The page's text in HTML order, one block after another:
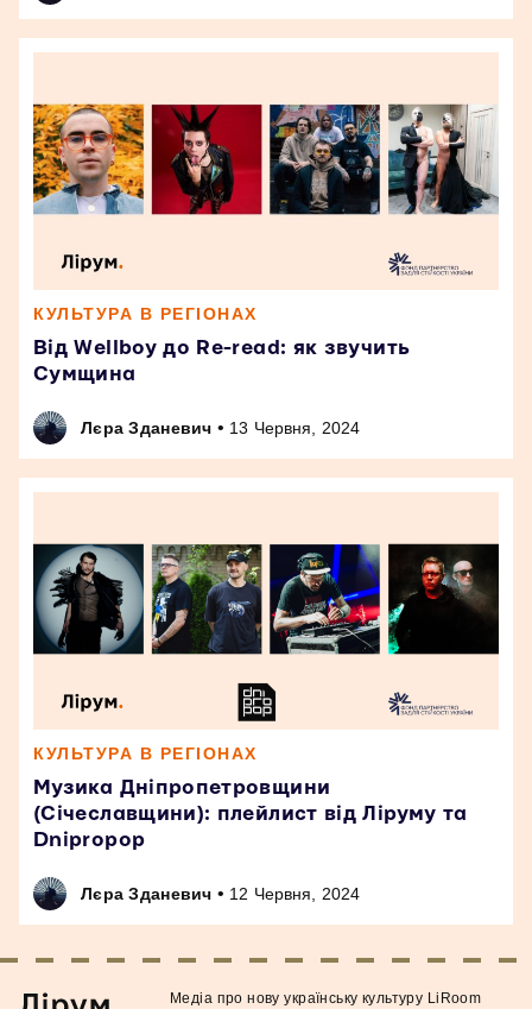
КУЛЬТУРА В РЕГІОНАХ
Від Wellboy до Re-read: як звучить
Сумщина
Лєра Зданевич • 13 Червня, 2024
КУЛЬТУРА В РЕГІОНАХ
Музика Дніпропетровщини
(Січеславщини): плейлист від Ліруму та
Dnipropop
Лєра Зданевич • 12 Червня, 2024
Медiа про нову українську культуру LiRoom